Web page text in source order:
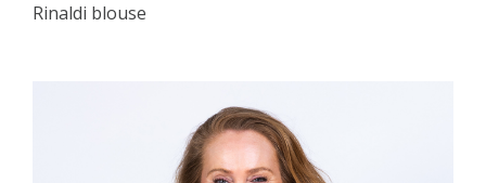
Rinaldi blouse